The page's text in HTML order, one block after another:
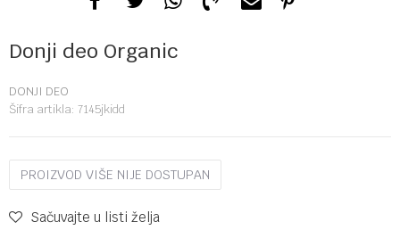
Donji deo Organic
DONJI DEO
Šifra artikla: 7145jkidd
PROIZVOD VIŠE NIJE DOSTUPAN
Sačuvajte u listi želja